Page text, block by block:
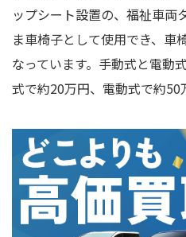
ップシート設置の、福祉車両
ま車椅子として使用でき、車
なっています。手動式と電動
式で約20万円、電動式で約50